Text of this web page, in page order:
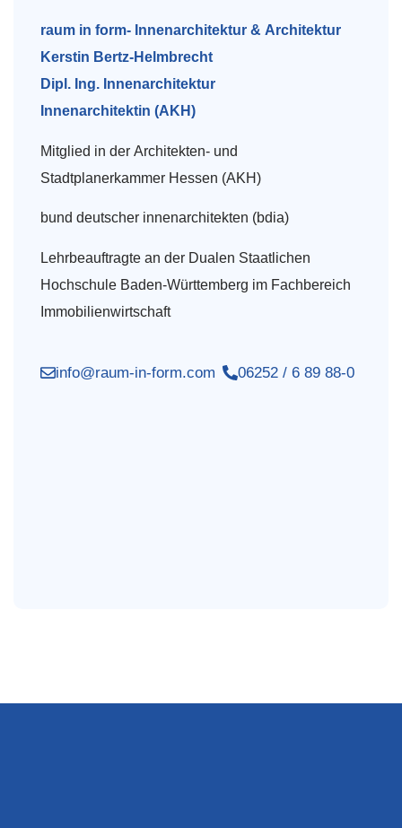
raum in form- Innenarchitektur & Architektur
Kerstin Bertz-Helmbrecht
Dipl. Ing. Innenarchitektur
Innenarchitektin (AKH)
Mitglied in der Architekten- und
Stadtplanerkammer Hessen (AKH)
bund deutscher innenarchitekten (bdia)
Lehrbeauftragte an der Dualen Staatlichen
Hochschule Baden-Württemberg im Fachbereich
Immobilienwirtschaft
info@raum-in-form.com 06252 / 6 89 88-0